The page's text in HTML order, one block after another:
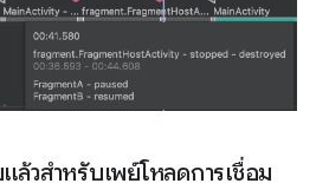
วสำหรับเพย์โหลดการเชื่อม